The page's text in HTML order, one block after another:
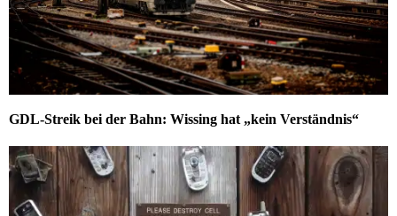
GDL-Streik bei der Bahn: Wissing hat „kein Verständnis“